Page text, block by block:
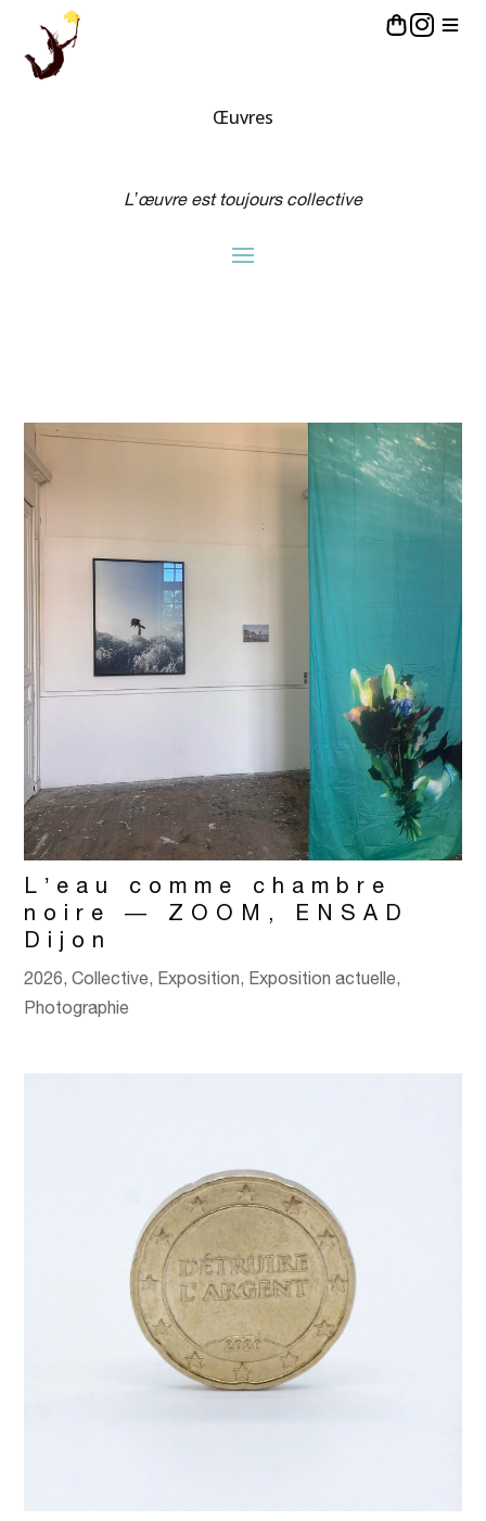
Œuvres
L’œuvre est toujours collective
L’eau comme chambre
noire — ZOOM, ENSAD
Dijon
2026,Collective, Exposition, Exposition actuelle,
Photographie